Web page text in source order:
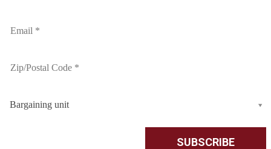
Bargaining unit